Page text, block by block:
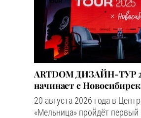
ARTDOM ДИЗАЙН-ТУР
начинает с
20 августа 2026 года в
«Мельница» пройдёт первый